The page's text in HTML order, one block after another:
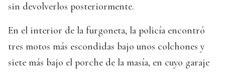
sin devolverlos posteriormente.
En el interior de la furgoneta, la policía encontró
tres motos más escondidas bajo unos colchones y
siete más bajo el porche de la masía, en cuyo garaje